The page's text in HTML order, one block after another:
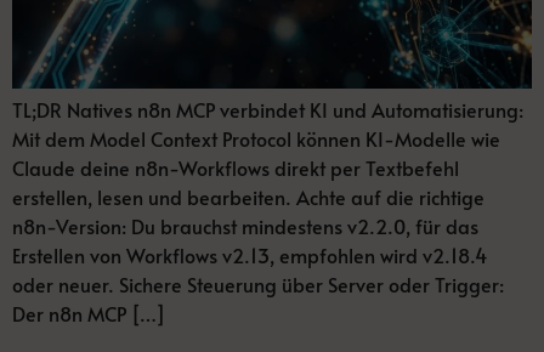
TL;DR Natives n8n MCP verbindet KI und Automatisierung:
Mit dem Model Context Protocol können KI-Modelle wie
Claude deine n8n-Workflows direkt per Textbefehl
erstellen, lesen und bearbeiten. Achte auf die richtige
n8n-Version: Du brauchst mindestens v2.2.0, für das
Erstellen von Workflows v2.13, empfohlen wird v2.18.4
oder neuer. Sichere Steuerung über Server oder Trigger:
Der n8n MCP […]